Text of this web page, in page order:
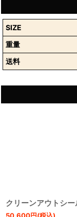
SIZE
重量
送料
クリーンアウトシー